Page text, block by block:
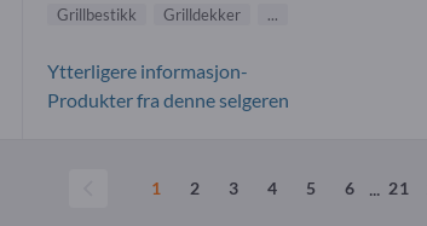
Grillbestikk
Grilldekker ...
Ytterligere informasjon-
Produkter fra denne selgeren
1 2 3 4 5 6 ... 21